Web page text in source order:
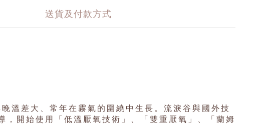
送貨及付款方式
溫差大、常年在霧氣的圍繞中生長。流淚谷與國外技
開始使用「低溫厭氧技術」、「雙重厭氧」、「蘭姆